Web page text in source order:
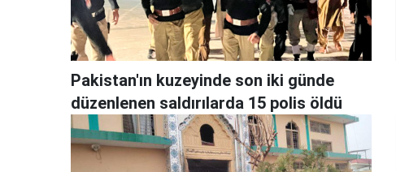
Pakistan'ın kuzeyinde son iki günde
düzenlenen saldırılarda 15 polis öldü